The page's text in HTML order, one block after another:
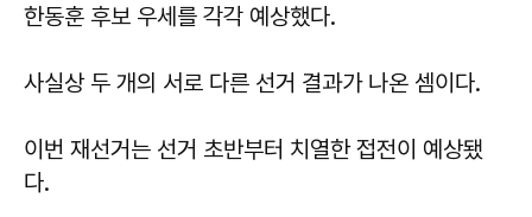
한동훈 후보 우세를 각각 예상했다.
사실상 두 개의 서로 다른 선거 결과가 나온 셈이다.
이번 재선거는 선거 초반부터 치열한 접전이 예상됐
다.